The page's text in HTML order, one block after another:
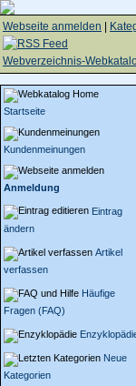
Webseite anmelden
Webverzeichnis-
Startseite
Kundenmeinungen
Anmeldung
Eintrag
ändern
Artikel
verfassen
Häufige
Fragen (FAQ)
Neue
Kategorien